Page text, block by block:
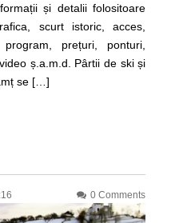
și detalii folositoare
scurt istoric, acces,
prețuri, ponturi,
ș.a.m.d. Pârtii de ski și
se […]
0 Comments